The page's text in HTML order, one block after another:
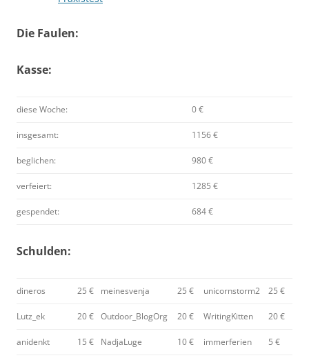
Die Faulen:
Kasse:
diese Woche: 0 €
insgesamt: 1156 €
beglichen: 980 €
verfeiert: 1285 €
gespendet: 684 €
Schulden:
dineros 25 € meinesvenja 25 € unicornstorm2 25 €
Lutz_ek 20 € Outdoor_BlogOrg 20 € WritingKitten 20 €
anidenkt 15 € NadjaLuge 10 € immerferien 5 €